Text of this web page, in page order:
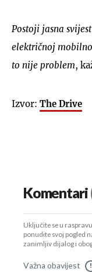
Postoji jasna
električnoj
to nije problem,
Izvor: The Drive
Komentari
Uključite se u
ponudite svoj pogled
zanimljiv dijalog i
Važna obavijest !